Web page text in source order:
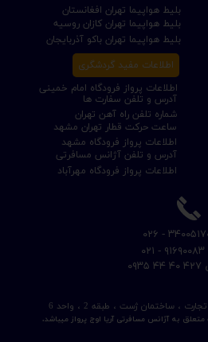
به آژانس مسافرتی آریا اوج پرواز میباشد.
، ساختمان ژست ، طبقه 2 ، واحد 6
بلیط هواپیما تهران افغانستان
اطلاعات پرواز فرودگاه امام خمینی
بلیط هواپیما تهران باکو آذربایجان
بلیط هواپیما تهران کازان روسیه
ساعت حرکت قطار تهران مشهد
شماره تلفن راه آهن تهران
اطلاعات پرواز فرودگاه مهرآباد
اطلاعات پرواز فرودگاه مشهد
آدرس و تلفن سفارت ها
آدرس و تلفن آژانس مسافرتی
اطلاعات مفید گردشگری